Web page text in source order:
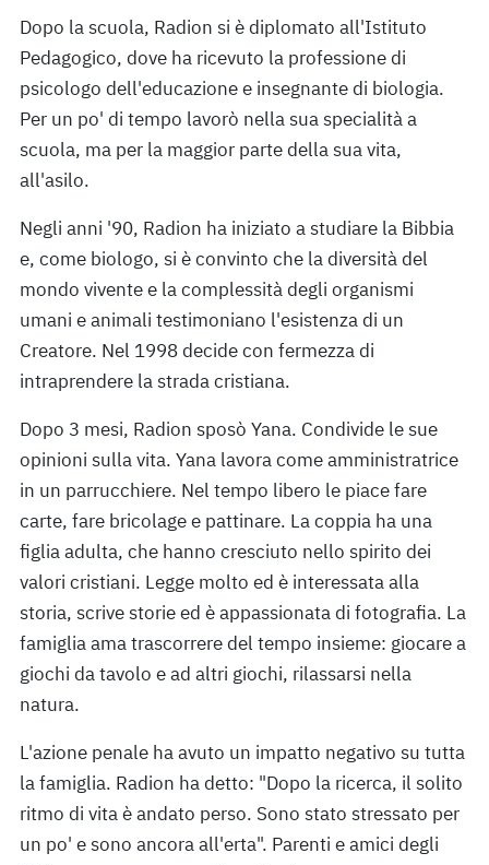
Dopo la scuola, Radion si è diplomato all'Istituto
Pedagogico, dove ha ricevuto la professione di
psicologo dell'educazione e insegnante di biologia.
Per un po' di tempo lavorò nella sua specialità a
scuola, ma per la maggior parte della sua vita,
all'asilo.
Negli anni '90, Radion ha iniziato a studiare la Bibbia
e, come biologo, si è convinto che la diversità del
mondo vivente e la complessità degli organismi
umani e animali testimoniano l'esistenza di un
Creatore. Nel 1998 decide con fermezza di
intraprendere la strada cristiana.
Dopo 3 mesi, Radion sposò Yana. Condivide le sue
opinioni sulla vita. Yana lavora come amministratrice
in un parrucchiere. Nel tempo libero le piace fare
carte, fare bricolage e pattinare. La coppia ha una
figlia adulta, che hanno cresciuto nello spirito dei
valori cristiani. Legge molto ed è interessata alla
storia, scrive storie ed è appassionata di fotografia. La
famiglia ama trascorrere del tempo insieme: giocare a
giochi da tavolo e ad altri giochi, rilassarsi nella
natura.
L'azione penale ha avuto un impatto negativo su tutta
la famiglia. Radion ha detto: "Dopo la ricerca, il solito
ritmo di vita è andato perso. Sono stato stressato per
un po' e sono ancora all'erta". Parenti e amici degli